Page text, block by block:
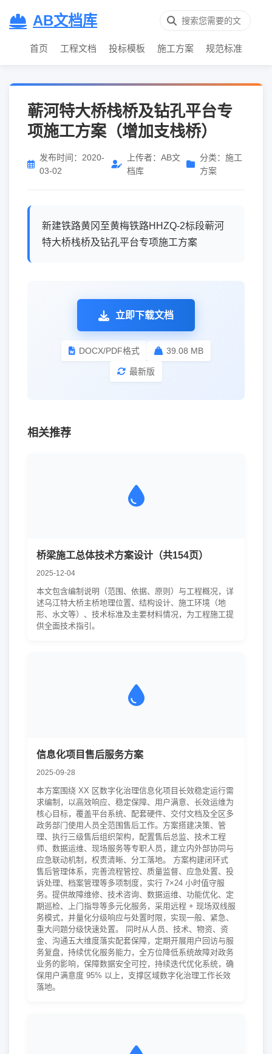
AB文档库
首页 工程文档 投标模板 施工方案 规范标准
蕲河特大桥栈桥及钻孔平台专
项施工方案（增加支栈桥）
发布时间：2020-
03-02
上传者：AB文
档库
分类：施工
方案
新建铁路黄冈至黄梅铁路HHZQ-2标段蕲河
特大桥栈桥及钻孔平台专项施工方案
立即下载文档
DOCX/PDF格式 39.08 MB
最新版
相关推荐
桥梁施工总体技术方案设计（共154页）
2025-12-04
本文包含编制说明（范围、依据、原则）与工程概况，详
述乌江特大桥主桥地理位置、结构设计、施工环境（地
形、水文等）、技术标准及主要材料情况，为工程施工提
供全面技术指引。
信息化项目售后服务方案
2025-09-28
本方案围绕 XX 区数字化治理信息化项目长效稳定运行需
求编制，以高效响应、稳定保障、用户满意、长效运维为
核心目标，覆盖平台系统、配套硬件、交付文档及全区多
政务部门使用人员全范围售后工作。方案搭建决策、管
理、执行三级售后组织架构，配置售后总监、技术工程
师、数据运维、现场服务等专职人员，建立内外部协同与
应急联动机制，权责清晰、分工落地。 方案构建闭环式
售后管理体系，完善流程管控、质量监督、应急处置、投
诉处理、档案管理等多项制度，实行 7×24 小时值守服
务。提供故障维修、技术咨询、数据运维、功能优化、定
期巡检、上门指导等多元化服务，采用远程 + 现场双线服
务模式，并量化分级响应与处置时限，实现一般、紧急、
重大问题分级快速处置。 同时从人员、技术、物资、资
金、沟通五大维度落实配套保障，定期开展用户回访与服
务复盘，持续优化服务能力，全方位降低系统故障对政务
业务的影响，保障数据安全可控，持续迭代优化系统，确
保用户满意度 95% 以上，支撑区域数字化治理工作长效
落地。